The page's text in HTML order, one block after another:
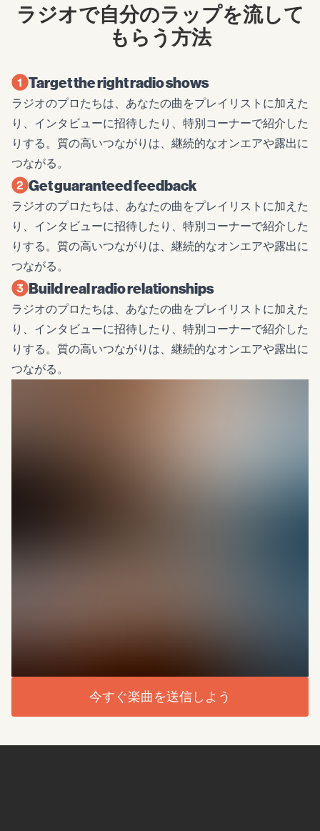
ラジオで自分のラップを流して
もらう方法
Target the right radio shows
ラジオのプロたちは、あなたの曲をプレイリストに加えた
り、インタビューに招待したり、特別コーナーで紹介した
りする。質の高いつながりは、継続的なオンエアや露出に
つながる。
Get guaranteed feedback
ラジオのプロたちは、あなたの曲をプレイリストに加えた
り、インタビューに招待したり、特別コーナーで紹介した
りする。質の高いつながりは、継続的なオンエアや露出に
つながる。
Build real radio relationships
ラジオのプロたちは、あなたの曲をプレイリストに加えた
り、インタビューに招待したり、特別コーナーで紹介した
りする。質の高いつながりは、継続的なオンエアや露出に
つながる。
今すぐ楽曲を送信しよう